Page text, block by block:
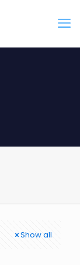
Show all